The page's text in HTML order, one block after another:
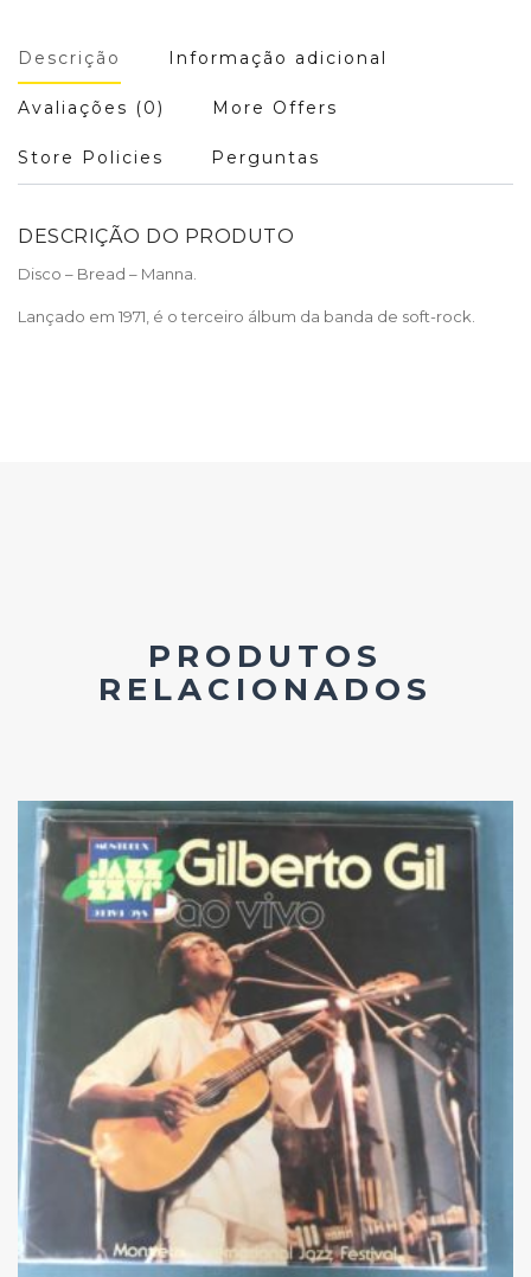
Descrição Informação adicional
Avaliações (0) More Offers
Store Policies Perguntas
DESCRIÇÃO DO PRODUTO
Disco – Bread – Manna.
Lançado em 1971, é o terceiro álbum da banda de soft-rock.
PRODUTOS
RELACIONADOS
Add
ao
Favoritos